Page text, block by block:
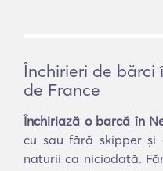
Închirieri de bărci
de France
Închiriază o barcă în
cu sau fără skipper și
naturii ca niciodată.